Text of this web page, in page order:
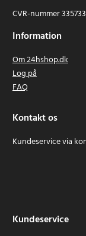
CVR-nummer
Information
Om 24hshop.dk
Log på
FAQ
Kontakt os
Kundeservice via
Kundeservice